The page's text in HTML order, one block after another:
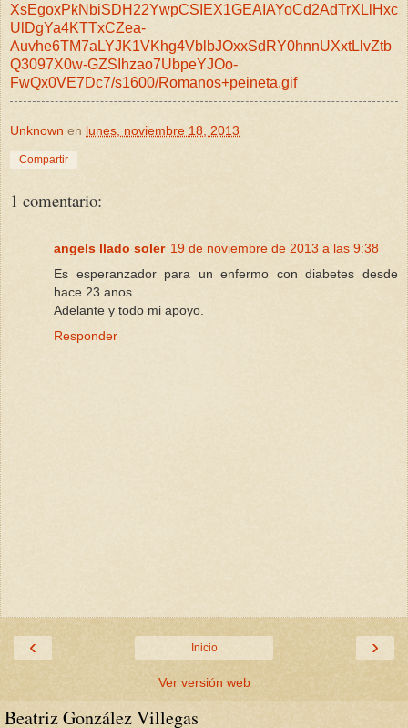
XsEgoxPkNbiSDH22YwpCSIEX1GEAIAYoCd2AdTrXLlHxc
UlDgYa4KTTxCZea-
Auvhe6TM7aLYJK1VKhg4VblbJOxxSdRY0hnnUXxtLlvZtb
Q3097X0w-GZSIhzao7UbpeYJOo-
FwQx0VE7Dc7/s1600/Romanos+peineta.gif
Unknown en lunes, noviembre 18, 2013
Compartir
1 comentario:
angels llado soler 19 de noviembre de 2013 a las 9:38
Es esperanzador para un enfermo con diabetes desde
hace 23 anos.
Adelante y todo mi apoyo.
Responder
‹ ›
Inicio
Ver versión web
Beatriz González Villegas